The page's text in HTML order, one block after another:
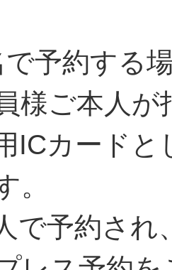
予約する
様ご本人
ICカード
。
で予約され